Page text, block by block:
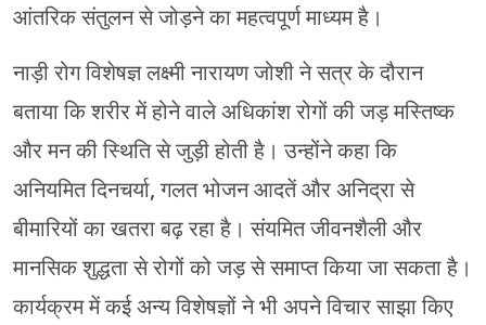
आंतरिक संतुलन से जोड़ने का महत्वपूर्ण माध्यम है।
नाड़ी रोग विशेषज्ञ लक्ष्मी नारायण जोशी ने सत्र के दौरान
बताया कि शरीर में होने वाले अधिकांश रोगों की जड़ मस्तिष्क
और मन की स्थिति से जुड़ी होती है। उन्होंने कहा कि
अनियमित दिनचर्या, गलत भोजन आदतें और अनिद्रा से
बीमारियों का खतरा बढ़ रहा है। संयमित जीवनशैली और
मानसिक शुद्धता से रोगों को जड़ से समाप्त किया जा सकता है।
कार्यक्रम में कई अन्य विशेषज्ञों ने भी अपने विचार साझा किए